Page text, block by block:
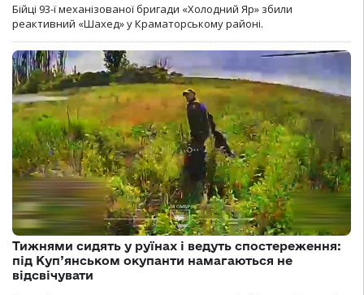
Бійці 93-ї механізованої бригади «Холодний Яр» збили
реактивний «Шахед» у Краматорському районі.
Тижнями сидять у руїнах і ведуть спостереження:
під Куп’янськом окупанти намагаються не
відсвічувати